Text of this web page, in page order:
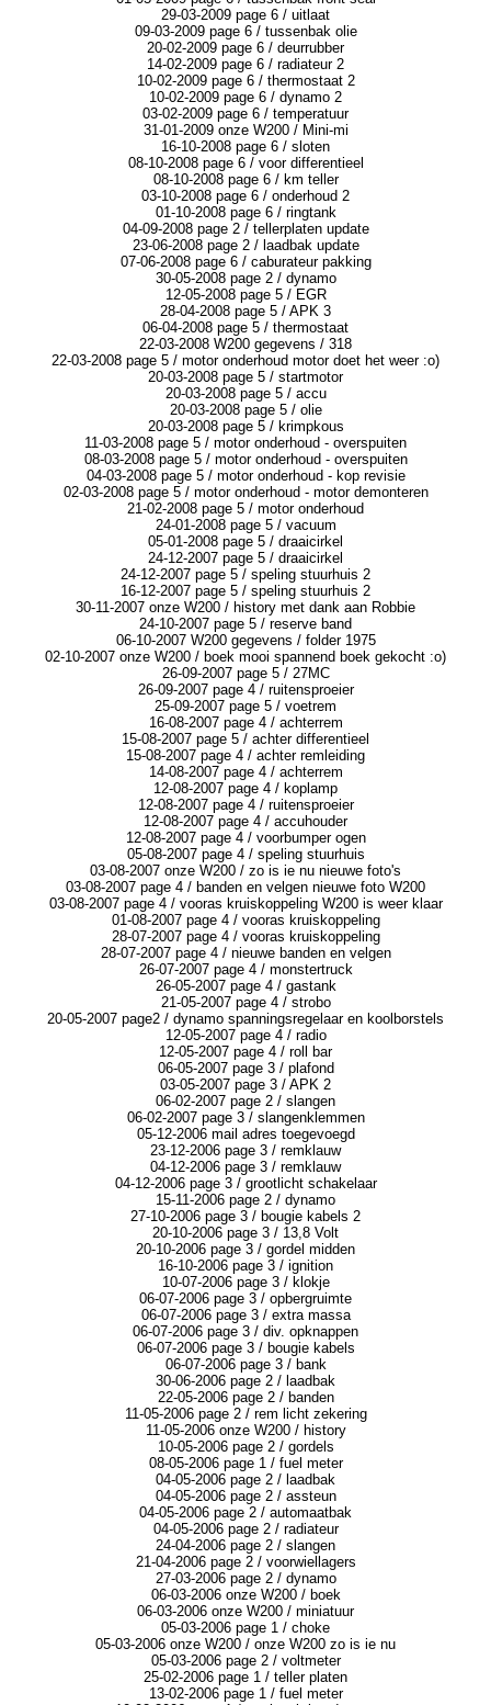
29-03-2009 page 6 / uitlaat
09-03-2009 page 6 / tussenbak olie
20-02-2009 page 6 / deurrubber
14-02-2009 page 6 / radiateur 2
10-02-2009 page 6 / thermostaat 2
10-02-2009 page 6 / dynamo 2
03-02-2009 page 6 / temperatuur
31-01-2009 onze W200 / Mini-mi
16-10-2008 page 6 / sloten
08-10-2008 page 6 / voor differentieel
08-10-2008 page 6 / km teller
03-10-2008 page 6 / onderhoud 2
01-10-2008 page 6 / ringtank
04-09-2008 page 2 / tellerplaten update
23-06-2008 page 2 / laadbak update
07-06-2008 page 6 / caburateur pakking
30-05-2008 page 2 / dynamo
12-05-2008 page 5 / EGR
28-04-2008 page 5 / APK 3
06-04-2008 page 5 / thermostaat
22-03-2008 W200 gegevens / 318
22-03-2008 page 5 / motor onderhoud motor doet het weer :o)
20-03-2008 page 5 / startmotor
20-03-2008 page 5 / accu
20-03-2008 page 5 / olie
20-03-2008 page 5 / krimpkous
11-03-2008 page 5 / motor onderhoud - overspuiten
08-03-2008 page 5 / motor onderhoud - overspuiten
04-03-2008 page 5 / motor onderhoud - kop revisie
02-03-2008 page 5 / motor onderhoud - motor demonteren
21-02-2008 page 5 / motor onderhoud
24-01-2008 page 5 / vacuum
05-01-2008 page 5 / draaicirkel
24-12-2007 page 5 / draaicirkel
24-12-2007 page 5 / speling stuurhuis 2
16-12-2007 page 5 / speling stuurhuis 2
30-11-2007 onze W200 / history met dank aan Robbie
24-10-2007 page 5 / reserve band
06-10-2007 W200 gegevens / folder 1975
02-10-2007 onze W200 / boek mooi spannend boek gekocht :o)
26-09-2007 page 5 / 27MC
26-09-2007 page 4 / ruitensproeier
25-09-2007 page 5 / voetrem
16-08-2007 page 4 / achterrem
15-08-2007 page 5 / achter differentieel
15-08-2007 page 4 / achter remleiding
14-08-2007 page 4 / achterrem
12-08-2007 page 4 / koplamp
12-08-2007 page 4 / ruitensproeier
12-08-2007 page 4 / accuhouder
12-08-2007 page 4 / voorbumper ogen
05-08-2007 page 4 / speling stuurhuis
03-08-2007 onze W200 / zo is ie nu nieuwe foto's
03-08-2007 page 4 / banden en velgen nieuwe foto W200
03-08-2007 page 4 / vooras kruiskoppeling W200 is weer klaar
01-08-2007 page 4 / vooras kruiskoppeling
28-07-2007 page 4 / vooras kruiskoppeling
28-07-2007 page 4 / nieuwe banden en velgen
26-07-2007 page 4 / monstertruck
26-05-2007 page 4 / gastank
21-05-2007 page 4 / strobo
20-05-2007 page2 / dynamo spanningsregelaar en koolborstels
12-05-2007 page 4 / radio
12-05-2007 page 4 / roll bar
06-05-2007 page 3 / plafond
03-05-2007 page 3 / APK 2
06-02-2007 page 2 / slangen
06-02-2007 page 3 / slangenklemmen
05-12-2006 mail adres toegevoegd
23-12-2006 page 3 / remklauw
04-12-2006 page 3 / remklauw
04-12-2006 page 3 / grootlicht schakelaar
15-11-2006 page 2 / dynamo
27-10-2006 page 3 / bougie kabels 2
20-10-2006 page 3 / 13,8 Volt
20-10-2006 page 3 / gordel midden
16-10-2006 page 3 / ignition
10-07-2006 page 3 / klokje
06-07-2006 page 3 / opbergruimte
06-07-2006 page 3 / extra massa
06-07-2006 page 3 / div. opknappen
06-07-2006 page 3 / bougie kabels
06-07-2006 page 3 / bank
30-06-2006 page 2 / laadbak
22-05-2006 page 2 / banden
11-05-2006 page 2 / rem licht zekering
11-05-2006 onze W200 / history
10-05-2006 page 2 / gordels
08-05-2006 page 1 / fuel meter
04-05-2006 page 2 / laadbak
04-05-2006 page 2 / assteun
04-05-2006 page 2 / automaatbak
04-05-2006 page 2 / radiateur
24-04-2006 page 2 / slangen
21-04-2006 page 2 / voorwiellagers
27-03-2006 page 2 / dynamo
06-03-2006 onze W200 / boek
06-03-2006 onze W200 / miniatuur
05-03-2006 page 1 / choke
05-03-2006 onze W200 / onze W200 zo is ie nu
05-03-2006 page 2 / voltmeter
25-02-2006 page 1 / teller platen
13-02-2006 page 1 / fuel meter